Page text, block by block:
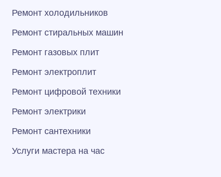
Ремонт холодильников
Ремонт стиральных машин
Ремонт газовых плит
Ремонт электроплит
Ремонт цифровой техники
Ремонт электрики
Ремонт сантехники
Услуги мастера на час